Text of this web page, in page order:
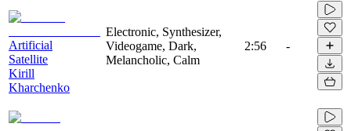
Artificial
Satellite
Kirill
Kharchenko
Electronic, Synthesizer,
Videogame, Dark,
Melancholic, Calm
2:56 -